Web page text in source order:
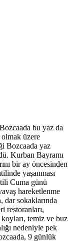
bu yaz da
üzere
Bozcaada yaz
Kurban Bayramı
bir ay öncesinden
yaşanması
Cuma günü
hareketlenme
dar sokaklarında
restoranları,
temiz ve buz
nedeniyle pek
9 günlük